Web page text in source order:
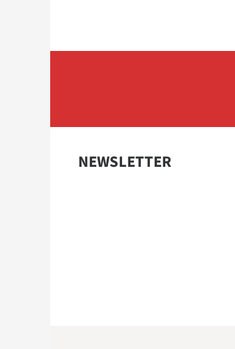
NEWSLETTER